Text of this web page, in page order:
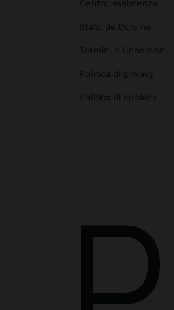
Centro assistenza
Stato dell'ordine
Termini e Condizioni
Politica di privacy
Politica di cookies